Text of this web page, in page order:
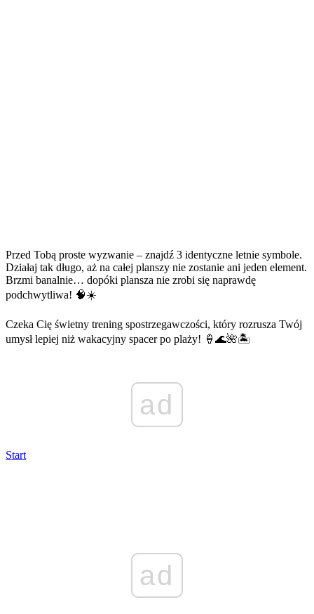
Przed Tobą proste wyzwanie – znajdź 3 identyczne letnie symbole.
Działaj tak długo, aż na całej planszy nie zostanie ani jeden element.
Brzmi banalnie… dopóki plansza nie zrobi się naprawdę
podchwytliwa! 🧠☀️
Czeka Cię świetny trening spostrzegawczości, który rozrusza Twój
umysł lepiej niż wakacyjny spacer po plaży! 🍦🌊🌺🏝️
ad
Start
ad